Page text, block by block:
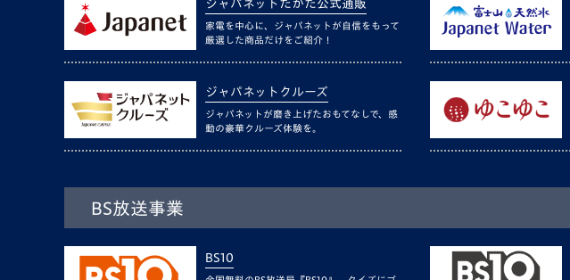
ジャパネットたかた公式通販
家電を中心に、ジャパネットが自信をもって
厳選した商品だけをご紹介！
ジャパネットクルーズ
ジャパネットが磨き上げたおもてなしで、感
動の豪華クルーズ体験を。
BS放送事業
BS10